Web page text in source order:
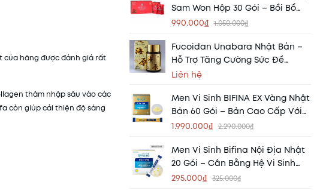
của hãng được đánh giá rất
thâm nhập sâu vào các
còn giúp cải thiện độ sáng
Sam Won Hộp 30 Gói – Bồi Bổ
Sức Khỏe, Tăng Đề Kháng Hiệu
990.000₫ 1.050.000₫
Fucoidan Unabara Nhật Bản –
Hỗ Trợ Tăng Cường Sức Đề
Kháng, Nâng Cao Sức Khỏe
Liên hệ
Men Vi Sinh BIFINA EX Vàng Nhật
Bản 60 Gói – Bản Cao Cấp Với
10 Tỷ Lợi Khuẩn Cho Hệ Tiêu Hóa
1.990.000₫ 2.290.000₫
Men Vi Sinh Bifina Nội Địa Nhật
20 Gói – Cân Bằng Hệ Vi Sinh
Đường Ruột, Hỗ Trợ Tiêu Hóa
295.000₫ 325.000₫